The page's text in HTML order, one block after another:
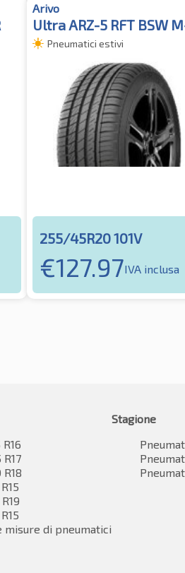
Arivo
Ultra ARZ-5 RFT BSW
Pneumatici estivi
255/45R20 101V
€127.97IVA inclusa
misure di pneumatici
Stagione